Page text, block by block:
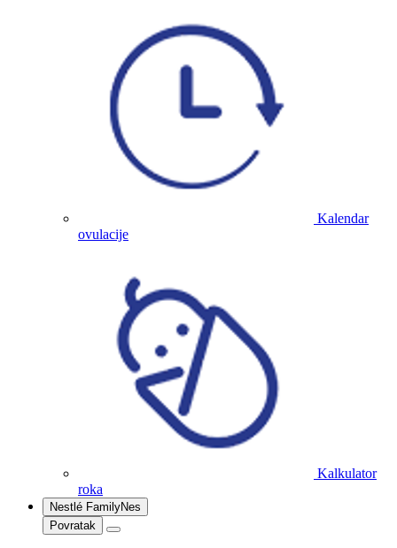
Kalendar
ovulacije
Kalkulator
roka
Nestlé FamilyNes
Povratak